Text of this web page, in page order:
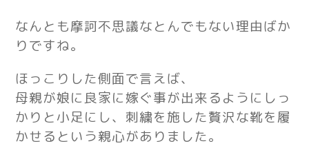
なんとも摩訶不思議なとんでもない理由ばか
りですね。
ほっこりした側面で言えば、
母親が娘に良家に嫁ぐ事が出来るようにしっ
かりと小足にし、刺繍を施した贅沢な靴を履
かせるという親心がありました。